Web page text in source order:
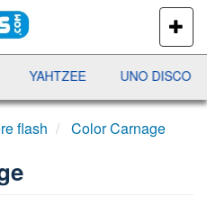
PLUS
DE
JEUX
YAHTZEE UNO DISCO
flash Color Carnage